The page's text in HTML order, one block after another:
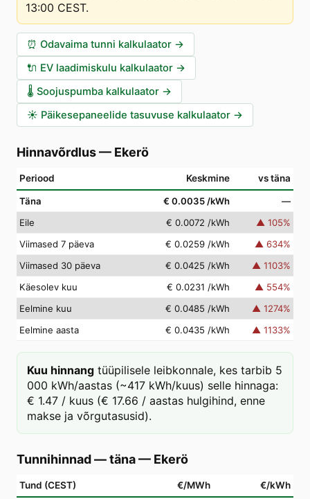
13:00 CEST.
⏰ Odavaima tunni kalkulaator →
🔌 EV laadimiskulu kalkulaator →
🌡️ Soojuspumba kalkulaator →
☀️ Päikesepaneelide tasuvuse kalkulaator →
Hinnavõrdlus— Ekerö
Periood Keskmine vs täna
Täna € 0.0035 /kWh
—
Eile
€ 0.0072 /kWh ▲ 105%
Viimased 7 päeva
€ 0.0259 /kWh ▲ 634%
Viimased 30 päeva
€ 0.0425 /kWh ▲ 1103%
Käesolev kuu
€ 0.0231 /kWh ▲ 554%
Eelmine kuu
€ 0.0485 /kWh ▲ 1274%
Eelmine aasta
€ 0.0435 /kWh ▲ 1133%
Kuu hinnang tüüpilisele leibkonnale, kes tarbib 5
000 kWh/aastas (~417 kWh/kuus) selle hinnaga:
€ 1.47 / kuus (€ 17.66 / aastas hulgihind, enne
makse ja võrgutasusid).
Tunnihinnad — täna— Ekerö
Tund (CEST) €/MWh €/kWh